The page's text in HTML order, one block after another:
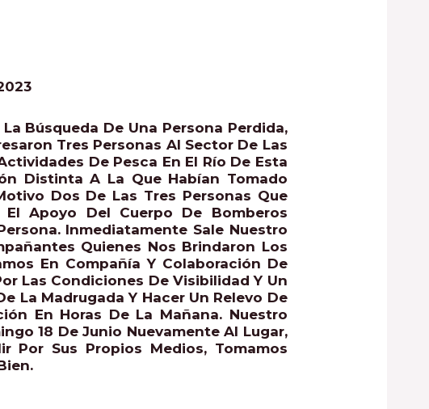
Búsqueda De Una Persona Perdida,
Tres Personas Al Sector De Las
De Pesca En El Río De Esta
Distinta A La Que Habían Tomado
Dos De Las Tres Personas Que
Apoyo Del Cuerpo De Bomberos
Inmediatamente Sale Nuestro
Quienes Nos Brindaron Los
En Compañía Y Colaboración De
Las Condiciones De Visibilidad Y Un
La Madrugada Y Hacer Un Relevo De
En Horas De La Mañana. Nuestro
18 De Junio Nuevamente Al Lugar,
Por Sus Propios Medios, Tomamos